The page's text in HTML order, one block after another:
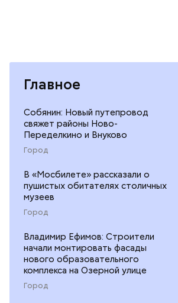
Главное
Собянин: Новый путепровод
свяжет районы Ново-
Переделкино и Внуково
Город
В «Мосбилете» рассказали о
пушистых обитателях столичных
музеев
Город
Владимир Ефимов: Строители
начали монтировать фасады
нового образовательного
комплекса на Озерной улице
Город